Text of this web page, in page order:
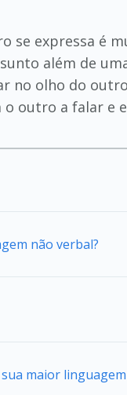
se expressa é
além de
no olho do
outro a falar e
não verbal?
sua maior